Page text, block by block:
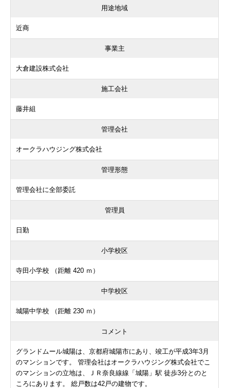
用途地域
近商
事業主
大倉建設株式会社
施工会社
藤井組
管理会社
オークラハウジング株式会社
管理形態
管理会社に全部委託
管理員
日勤
小学校区
寺田小学校 （距離 420 ｍ）
中学校区
城陽中学校 （距離 230 ｍ）
コメント
グランドムール城陽は、京都府城陽市にあり、竣工が平成3年3月
のマンションです。 管理会社はオークラハウジング株式会社でこ
のマンションの立地は、ＪＲ奈良線線「城陽」駅 徒歩3分とのと
ころにあります。 総戸数は42戸の建物です。